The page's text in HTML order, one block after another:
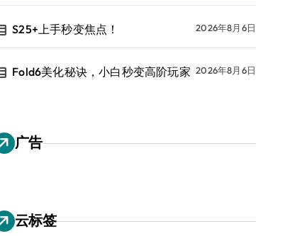
S25+上手秒变焦点！ 2026年8月6日
Fold6美化秘诀，小白秒变高阶玩家 2026年8月6日
广告
云标签